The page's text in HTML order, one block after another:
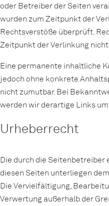
oder Betreiber der Seiten
wurden zum Zeitpunkt der
Rechtsverstöße überprüft.
Zeitpunkt der Verlinkung
Eine permanente inhaltliche
jedoch ohne konkrete
nicht zumutbar. Bei
werden wir derartige Links
Urheberrecht
Die durch die
diesen Seiten unterliegen
Die Vervielfältigung,
Verwertung außerhalb der